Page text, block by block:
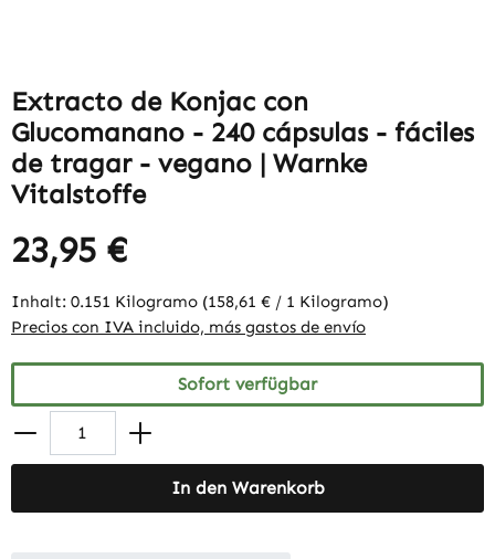
Extracto de Konjac con
Glucomanano - 240 cápsulas - fáciles
de tragar - vegano | Warnke
Vitalstoffe
23,95 €
Inhalt: 0.151 Kilogramo (158,61 € / 1 Kilogramo)
Precios con IVA incluido, más gastos de envío
Sofort verfügbar
In den Warenkorb